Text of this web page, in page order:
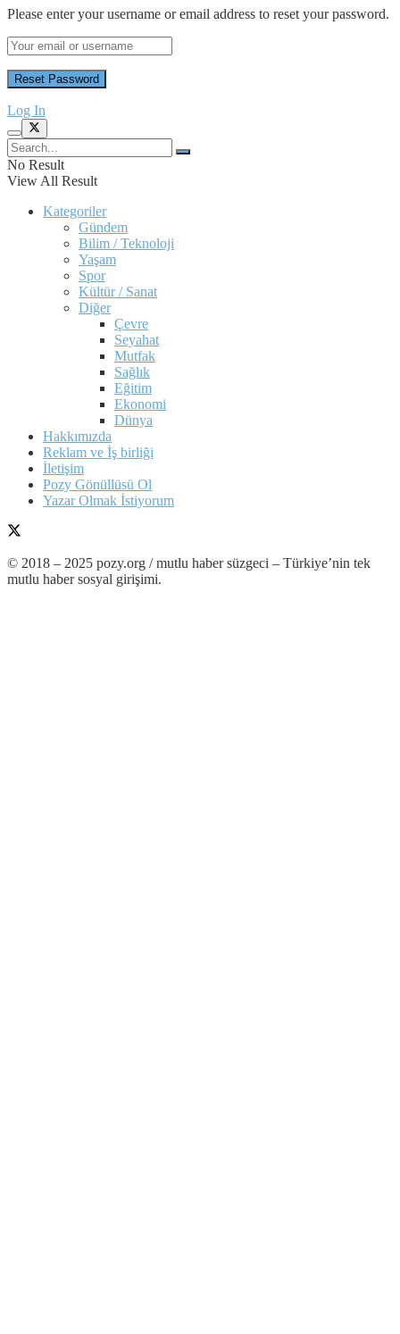
Please enter your username or email address to reset your password.
Log In
No Result
View All Result
Kategoriler
Gündem
Bilim / Teknoloji
Yaşam
Spor
Kültür / Sanat
Diğer
Çevre
Seyahat
Mutfak
Sağlık
Eğitim
Ekonomi
Dünya
Hakkımızda
Reklam ve İş birliği
İletişim
Pozy Gönüllüsü Ol
Yazar Olmak İstiyorum
© 2018 – 2025 pozy.org / mutlu haber süzgeci – Türkiye’nin tek
mutlu haber sosyal girişimi.